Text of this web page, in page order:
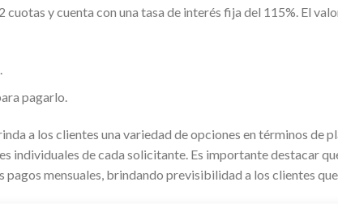
cuotas y cuenta con una tasa de interés fija del 115%. El
pagarlo.
a los clientes una variedad de opciones en términos de
individuales de cada solicitante. Es importante destacar
mensuales, brindando previsibilidad a los clientes